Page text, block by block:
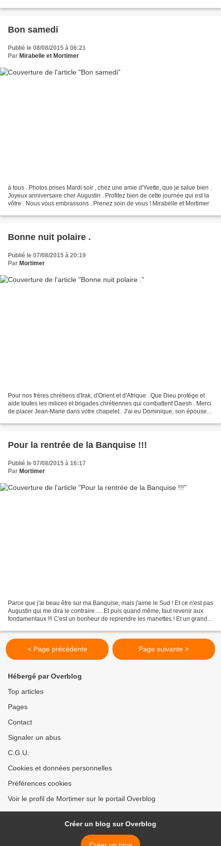
Bon samedi
Publié le 08/08/2015 à 06:21
Par Mirabelle et Mortimer
à tous . Photos prises Mardi soir , chez une amie d'Yvette, que je salue bien .
Joyeux anniversaire cher Augustin . Profitez bien de cette journée qui est la
vôtre . Nous vous embrassons . Prenez soin de vous ! Mirabelle et Mortimer
Bonne nuit polaire .
Publié le 07/08/2015 à 20:19
Par Mortimer
Pour nos frères chrétiens d'Irak, d'Orient et d'Afrique . Que Dieu protège et
aide toutes les milices et brigades chrétiennes qui combattent Daesh . Merci
de placer Jean-Marie dans votre chapelet . J'ai eu Dominique, son épouse
Pour la rentrée de la Banquise !!!
Publié le 07/08/2015 à 16:17
Par Mortimer
Parce que j'ai beau être sur ma Banquise, mais j'aime le Sud ! Et ce n'est pas
Augustin qui me dira le contraire .... Et puis quand même, faut revenir aux
fondamentaux !!! C'est un bonheur de reprendre les manettes ! Et un grand
< Page précédente Page suivante >
Hébergé par Overblog
Top articles
Pages
Contact
Signaler un abus
C.G.U.
Cookies et données personnelles
Préférences cookies
Voir le profil de Mortimer sur le portail Overblog
Créer un blog sur Overblog